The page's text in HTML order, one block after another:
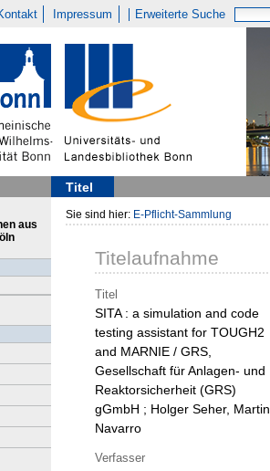
Impressum Erweiterte Suche
Titel
aus
Sie sind hier: E-Pflicht-Sammlung
Titelaufnahme
Titel
SITA : a simulation and code
testing assistant for TOUGH2
and MARNIE / GRS,
Gesellschaft für Anlagen- und
Reaktorsicherheit (GRS)
gGmbH ; Holger Seher, Martin
Navarro
Verfasser